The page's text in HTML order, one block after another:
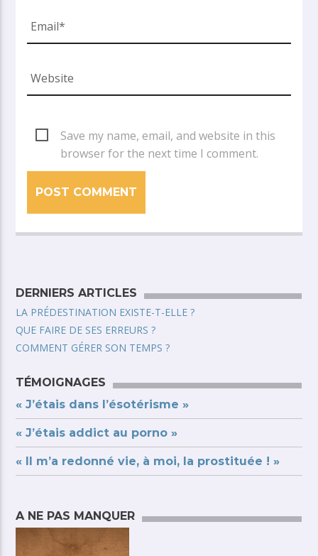
Save my name, email, and website in this
browser for the next time I comment.
DERNIERS ARTICLES
LA PRÉDESTINATION EXISTE-T-ELLE ?
QUE FAIRE DE SES ERREURS ?
COMMENT GÉRER SON TEMPS ?
TÉMOIGNAGES
« J’étais dans l’ésotérisme »
« J’étais addict au porno »
« Il m’a redonné vie, à moi, la prostituée ! »
A NE PAS MANQUER